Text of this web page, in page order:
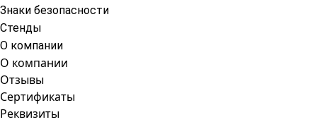
Знаки безопасности
Стенды
О компании
О компании
Отзывы
Сертификаты
Реквизиты